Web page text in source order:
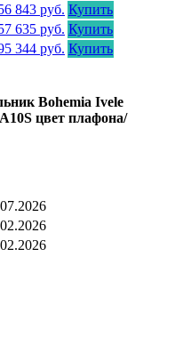
843 руб. Купить
635 руб. Купить
344 руб. Купить
Bohemia Ivele
цвет плафона/